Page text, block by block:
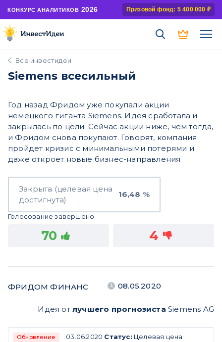
КОНКУРС АНАЛИТИКОВ 2026 Призовой фонд: 5 400 000 ₽
Все инвестидеи
Siemens всесильный
Год назад Фридом уже покупали акции
немецкого гиганта Siemens. Идея сработала и
закрылась по цели. Сейчас акции ниже, чем тогда,
и Фридом снова покупают. Говорят, компания
пройдет кризис с минимальными потерями и
даже откроет новые бизнес-направления
Закрыта (целевая цена
достигнута)
16,48 %
Голосование завершено.
70 4
ФРИДОМ ФИНАНС 08.05.2020
Идея от лучшего прогнозиста Siemens AG
Обновление 03.06.2020 Статус: Целевая цена